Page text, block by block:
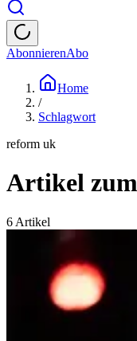
AbonnierenAbo
Home
/
Schlagwort
reform uk
Artikel
6 Artikel